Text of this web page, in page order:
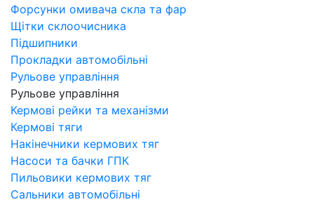
Форсунки омивача скла та фар
Щітки склоочисника
Підшипники
Прокладки автомобільні
Рульове управління
Рульове управління
Кермові рейки та механізми
Кермові тяги
Накінечники кермових тяг
Насоси та бачки ГПК
Пильовики кермових тяг
Сальники автомобільні